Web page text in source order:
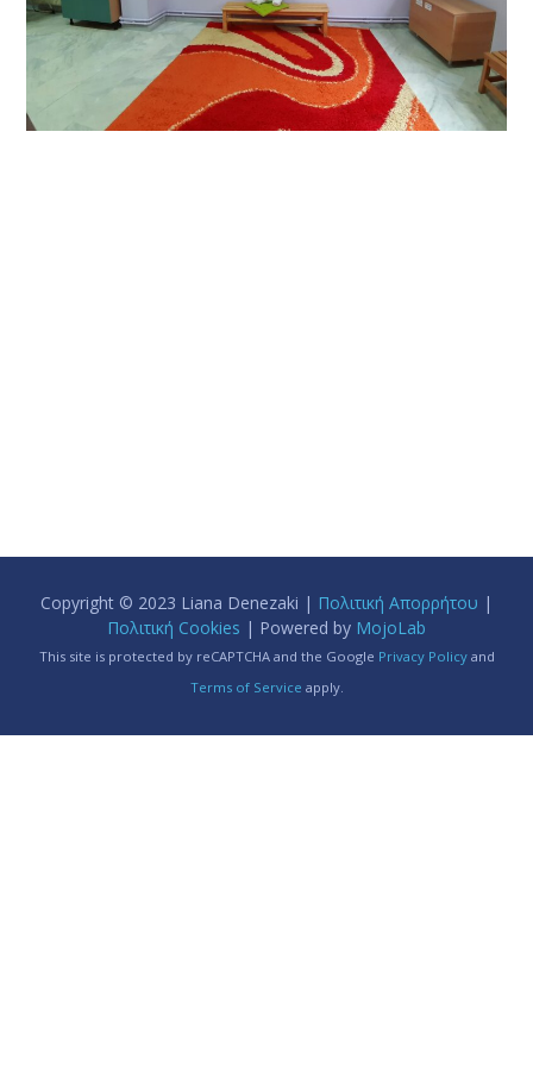
Copyright © 2023 Liana Denezaki | Πολιτική Απορρήτου |
Πολιτική Cookies | Powered by MojoLab
This site is protected by reCAPTCHA and the Google Privacy Policyand
Terms of Service apply.